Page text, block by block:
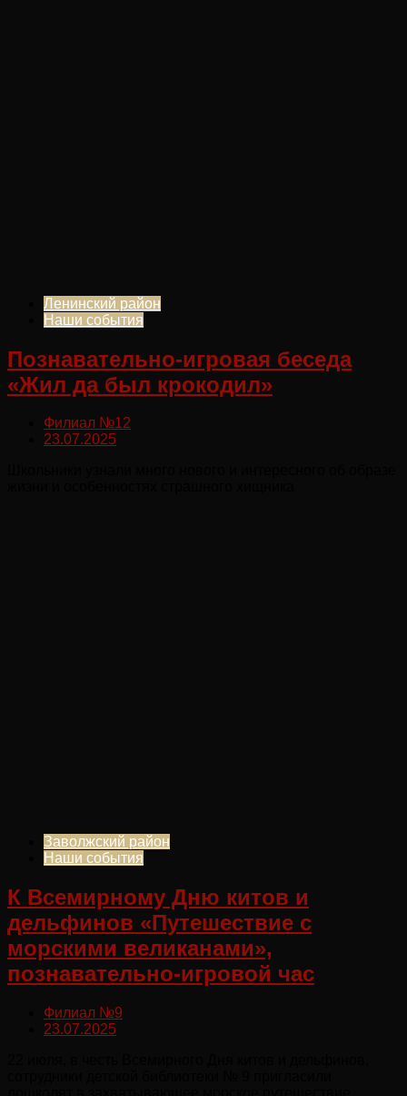
Ленинский район
Наши события
Познавательно-игровая беседа
«Жил да был крокодил»
Филиал №12
23.07.2025
Заволжский район
Наши события
К Всемирному Дню китов и
дельфинов «Путешествие с
морскими великанами»,
познавательно-игровой час
Филиал №9
23.07.2025